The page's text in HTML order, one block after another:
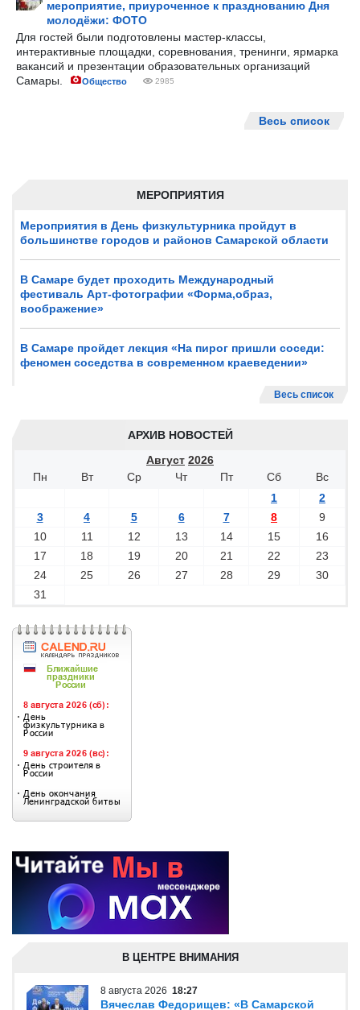
МЕРОПРИЯТИЯ
Мероприятия в День физкультурника пройдут в
большинстве городов и районов Самарской области
В Самаре будет проходить Международный
фестиваль Арт-фотографии «Форма,образ,
воображение»
В Самаре пройдет лекция «На пирог пришли соседи:
феномен соседства в современном краеведении»
Весь список
АРХИВ НОВОСТЕЙ
Август 2026
Пн
Вт Ср Чт Пт Сб
Вс
1
2
3
4 5 6 7 8
9
10
11 12 13 14 15
16
17
18 19 20 21 22
23
24
25 26 27 28 29
30
31
мероприятие, приуроченное к празднованию Дня
молодёжи: ФОТО
Для гостей были подготовлены мастер-классы,
интерактивные площадки, соревнования, тренинги, ярмарка
вакансий и презентации образовательных организаций
Самары.
Общество 2985
Весь список
В ЦЕНТРЕ ВНИМАНИЯ
8 августа 2026 18:27
Вячеслав Федорищев: «В Самарской